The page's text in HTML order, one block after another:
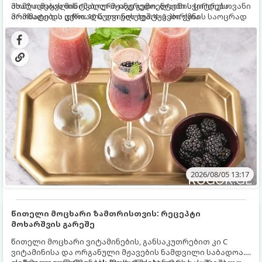
ახალი მაყვლის ტკბილ-მჟავე გემო, ლაიმის ციტრუსოვანი
არომატი და ცქრიალა ღვინის ბუშტუკები ქმნის საოცრად
დახვეწილ და მაგრილებელ კოქტეილს.
მომზადებას მინიმალური ინგრედიენტები სჭირდება.
მომზადების დრო: 10 წუთი ულუფა: 4–6 პორცია
2026/08/05 13:17
წითელი მოცხარი ზამთრისთვის: რეცეპტი
მოხარშვის გარეშე
წითელი მოცხარი ვიტამინების, განსაკუთრებით კი C
ვიტამინისა და ორგანული მჟავების ნამდვილი საბადოა.